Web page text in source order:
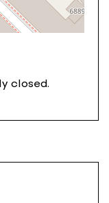
closed.